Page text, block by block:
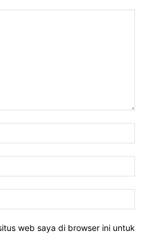
web saya di browser ini untuk